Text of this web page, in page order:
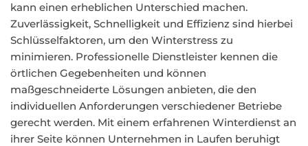
kann einen erheblichen Unterschied machen.
Zuverlässigkeit, Schnelligkeit und Effizienz sind hierbei
Schlüsselfaktoren, um den Winterstress zu
minimieren. Professionelle Dienstleister kennen die
örtlichen Gegebenheiten und können
maßgeschneiderte Lösungen anbieten, die den
individuellen Anforderungen verschiedener Betriebe
gerecht werden. Mit einem erfahrenen Winterdienst an
ihrer Seite können Unternehmen in Laufen beruhigt